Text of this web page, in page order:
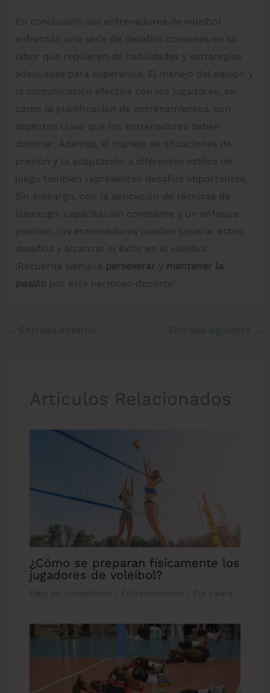
En conclusión, los entrenadores de voleibol
enfrentan una serie de desafíos comunes en su
labor que requieren de habilidades y estrategias
adecuadas para superarlos. El manejo del equipo y
la comunicación efectiva con los jugadores, así
como la planificación de entrenamientos, son
aspectos clave que los entrenadores deben
dominar. Además, el manejo de situaciones de
presión y la adaptación a diferentes estilos de
juego también representan desafíos importantes.
Sin embargo, con la aplicación de técnicas de
liderazgo, capacitación constante y un enfoque
positivo, los entrenadores pueden superar estos
desafíos y alcanzar el éxito en el voleibol.
¡Recuerda siempre perseverar y mantener la
pasiónpor este hermoso deporte!
← Entrada anterior Entrada siguiente →
Artículos Relacionados
¿Cómo se preparan físicamente los
jugadores de voleibol?
Deja un comentario / Entrenamiento / Por Laura